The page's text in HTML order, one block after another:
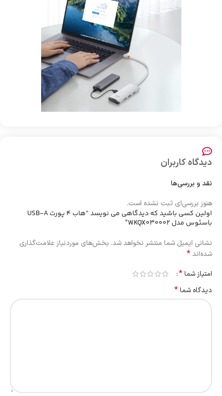
دیدگاه کاربران
نقد و بررسی‌ها
هنوز بررسی‌ای ثبت نشده است.
اولین کسی باشید که دیدگاهی می نویسد “هاب 4 پورت USB-A
باسئوس مدل WKQX030002”
نشانی ایمیل شما منتشر نخواهد شد. بخش‌های موردنیاز علامت‌گذاری
شده‌اند*
امتیاز شما*
دیدگاه شما*